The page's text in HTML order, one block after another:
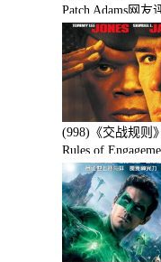
Patch Adams网友
(998)《交战规则
Rules of
价